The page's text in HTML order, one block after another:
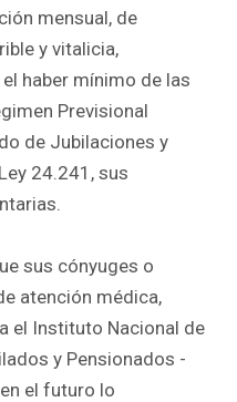
mensual, de
y vitalicia,
haber mínimo de las
Previsional
de Jubilaciones y
24.241, sus
sus cónyuges o
atención médica,
el Instituto Nacional de
y Pensionados -
el futuro lo